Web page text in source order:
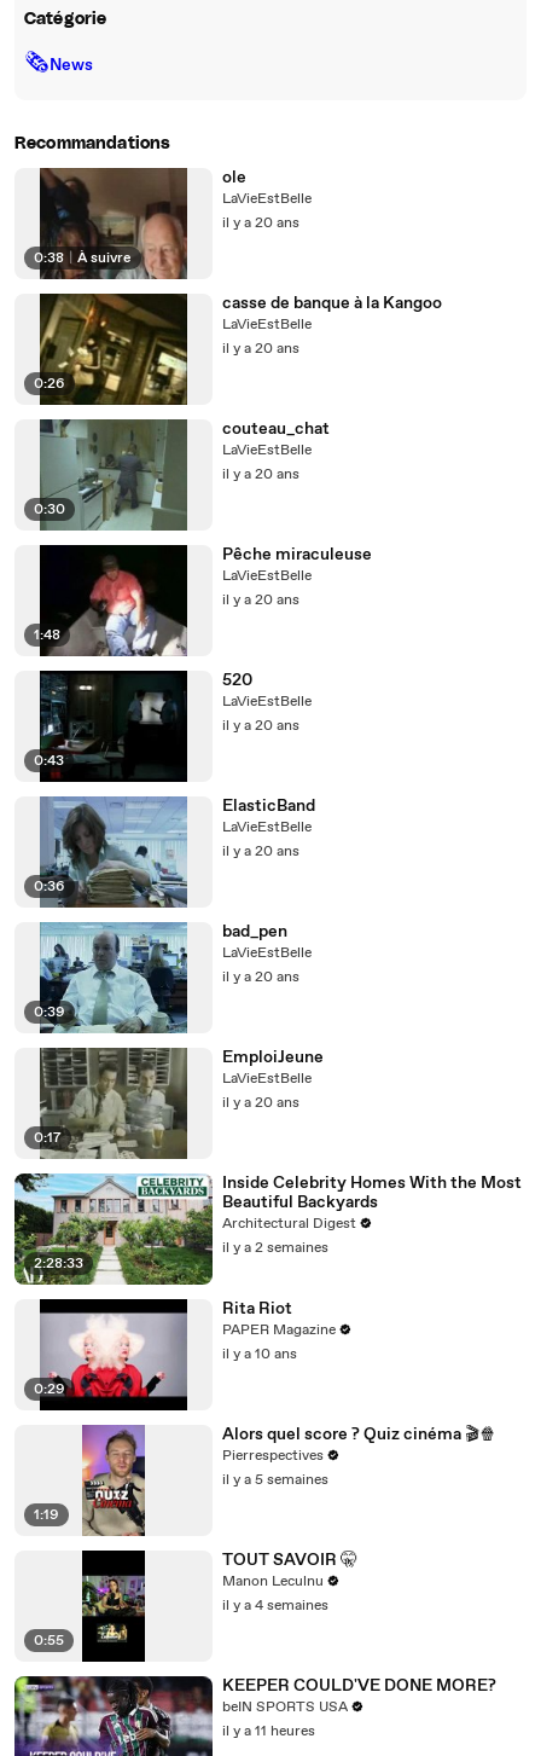
Catégorie
🗞News
Recommandations
0:38 À suivre
ole
LaVieEstBelle
il y a 20 ans
0:26
casse de banque à la Kangoo
LaVieEstBelle
il y a 20 ans
0:30
couteau_chat
LaVieEstBelle
il y a 20 ans
1:48
Pêche miraculeuse
LaVieEstBelle
il y a 20 ans
0:43
520
LaVieEstBelle
il y a 20 ans
0:36
ElasticBand
LaVieEstBelle
il y a 20 ans
0:39
bad_pen
LaVieEstBelle
il y a 20 ans
0:17
EmploiJeune
LaVieEstBelle
il y a 20 ans
2:28:33
Inside Celebrity Homes With the Most
Beautiful Backyards
Architectural Digest
il y a 2 semaines
0:29
Rita Riot
PAPER Magazine
il y a 10 ans
1:19
Alors quel score ? Quiz cinéma 🎬🍿
Pierrespectives
il y a 5 semaines
0:55
TOUT SAVOIR 🤫
Manon Leculnu
il y a 4 semaines
KEEPER COULD'VE DONE MORE?
beIN SPORTS USA
il y a 11 heures